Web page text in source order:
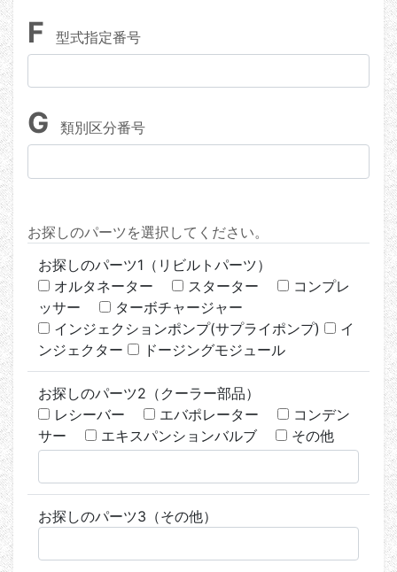
F 型式指定番号
G 類別区分番号
お探しのパーツを選択してください。
お探しのパーツ1（リビルトパーツ）
オルタネーター
スターター
コンプレ
ッサー
ターボチャージャー
インジェクションポンプ(サプライポンプ)
イ
ンジェクター
ドージングモジュール
お探しのパーツ2（クーラー部品）
レシーバー
エバポレーター
コンデン
サー
エキスパンションバルブ その他
お探しのパーツ3（その他）